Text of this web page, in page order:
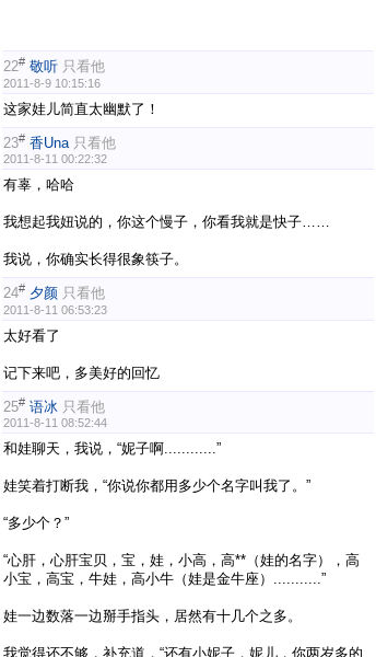
22# 敬听 只看他
2011-8-9 10:15:16
这家娃儿简直太幽默了！
23# 香Una 只看他
2011-8-11 00:22:32
有辜，哈哈
我想起我妞说的，你这个慢子，你看我就是快子……
我说，你确实长得很象筷子。
24# 夕颜 只看他
2011-8-11 06:53:23
太好看了
记下来吧，多美好的回忆
25# 语冰 只看他
2011-8-11 08:52:44
和娃聊天，我说，“妮子啊............”
娃笑着打断我，“你说你都用多少个名字叫我了。”
“多少个？”
“心肝，心肝宝贝，宝，娃，小高，高**（娃的名字），高
小宝，高宝，牛娃，高小牛（娃是金牛座）...........”
娃一边数落一边掰手指头，居然有十几个之多。
我觉得还不够，补充道，“还有小妮子，妮儿，你两岁多的